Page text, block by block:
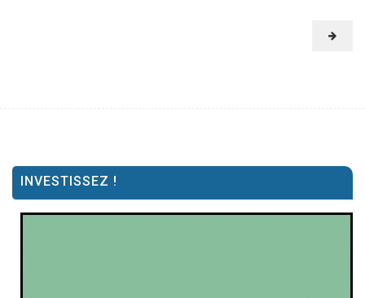
INVESTISSEZ !